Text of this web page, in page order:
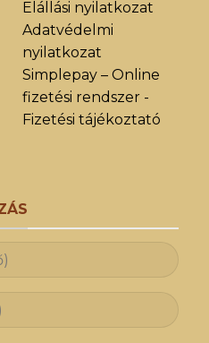
Elállási nyilatkozat
Adatvédelmi
nyilatkozat
Simplepay – Online
fizetési rendszer -
Fizetési tájékoztató